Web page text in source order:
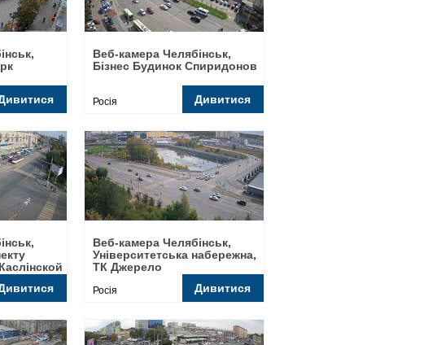
Веб-камера Челябінськ,
Бізнес Будинок Спиридонов
Росія Дивитися
Веб-камера Челябінськ,
Університетська набережна,
ТК Джерело
Росія Дивитися